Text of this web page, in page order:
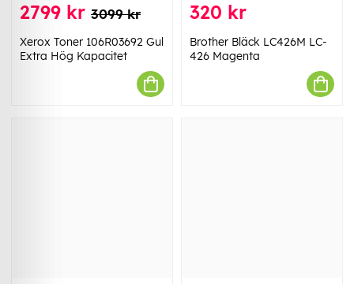
2799 kr 3099 kr
Xerox Toner 106R03692 Gul
Extra Hög Kapacitet
320 kr
Brother Bläck LC426M LC-
426 Magenta